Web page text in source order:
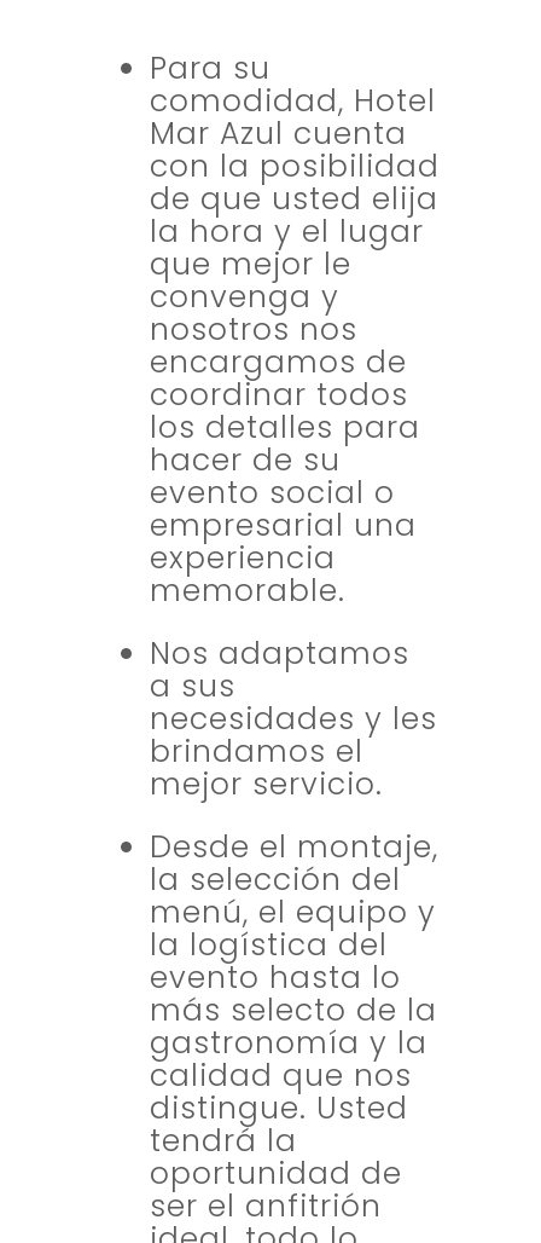
Para su
comodidad, Hotel
Mar Azul cuenta
con la posibilidad
de que usted elija
la hora y el lugar
que mejor le
convenga y
nosotros nos
encargamos de
coordinar todos
los detalles para
hacer de su
evento social o
empresarial una
experiencia
memorable.
Nos adaptamos
a sus
necesidades y les
brindamos el
mejor servicio.
Desde el montaje,
la selección del
menú, el equipo y
la logística del
evento hasta lo
más selecto de la
gastronomía y la
calidad que nos
distingue. Usted
tendrá la
oportunidad de
ser el anfitrión